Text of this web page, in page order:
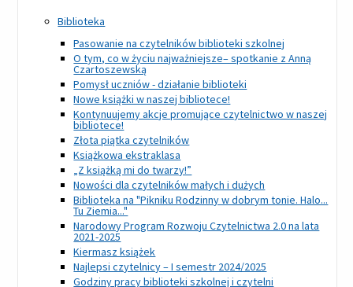
Biblioteka
Pasowanie na czytelników biblioteki szkolnej
O tym, co w życiu najważniejsze– spotkanie z Anną
Czartoszewską
Pomysł uczniów - działanie biblioteki
Nowe książki w naszej bibliotece!
Kontynuujemy akcje promujące czytelnictwo w naszej
bibliotece!
Złota piątka czytelników
Książkowa ekstraklasa
„Z książką mi do twarzy!”
Nowości dla czytelników małych i dużych
Biblioteka na "Pikniku Rodzinny w dobrym tonie. Halo...
Tu Ziemia..."
Narodowy Program Rozwoju Czytelnictwa 2.0 na lata
2021-2025
Kiermasz książek
Najlepsi czytelnicy – I semestr 2024/2025
Godziny pracy biblioteki szkolnej i czytelni